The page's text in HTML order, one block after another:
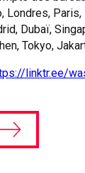
Londres, Paris,
Dubaï,
Tokyo,
linktr.ee/